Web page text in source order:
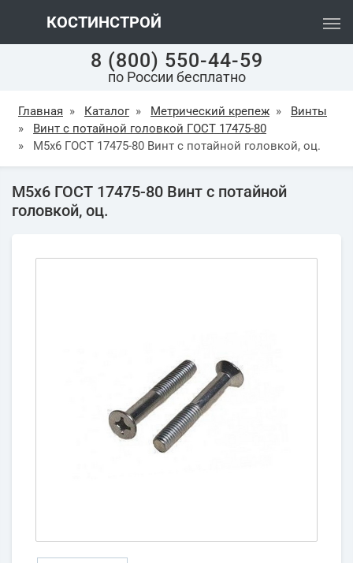
КОСТИНСТРОЙ
8 (800) 550-44-59
по России бесплатно
Главная » Каталог » Метрический крепеж »
Винты
»
Винт с потайной головкой ГОСТ 17475-80
»
М5х6 ГОСТ 17475-80 Винт с потайной головкой, оц.
М5х6 ГОСТ 17475-80 Винт с потайной
головкой, оц.